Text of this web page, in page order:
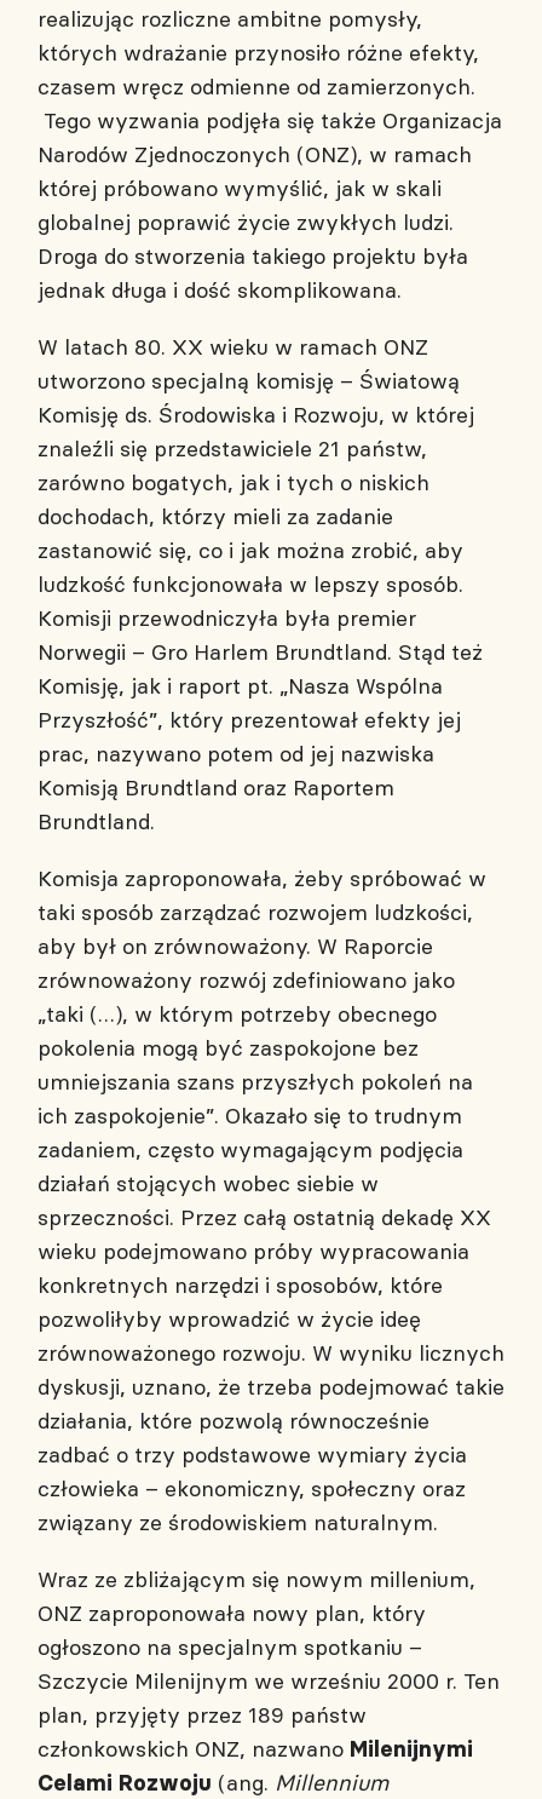
realizując rozliczne ambitne pomysły,
których wdrażanie przynosiło różne efekty,
czasem wręcz odmienne od zamierzonych.
Tego wyzwania podjęła się także Organizacja
Narodów Zjednoczonych (ONZ), w ramach
której próbowano wymyślić, jak w skali
globalnej poprawić życie zwykłych ludzi.
Droga do stworzenia takiego projektu była
jednak długa i dość skomplikowana.
W latach 80. XX wieku w ramach ONZ
utworzono specjalną komisję – Światową
Komisję ds. Środowiska i Rozwoju, w której
znaleźli się przedstawiciele 21 państw,
zarówno bogatych, jak i tych o niskich
dochodach, którzy mieli za zadanie
zastanowić się, co i jak można zrobić, aby
ludzkość funkcjonowała w lepszy sposób.
Komisji przewodniczyła była premier
Norwegii – Gro Harlem Brundtland. Stąd też
Komisję, jak i raport pt. „Nasza Wspólna
Przyszłość”, który prezentował efekty jej
prac, nazywano potem od jej nazwiska
Komisją Brundtland oraz Raportem
Brundtland.
Komisja zaproponowała, żeby spróbować w
taki sposób zarządzać rozwojem ludzkości,
aby był on zrównoważony. W Raporcie
zrównoważony rozwój zdefiniowano jako
„taki (…), w którym potrzeby obecnego
pokolenia mogą być zaspokojone bez
umniejszania szans przyszłych pokoleń na
ich zaspokojenie”. Okazało się to trudnym
zadaniem, często wymagającym podjęcia
działań stojących wobec siebie w
sprzeczności. Przez całą ostatnią dekadę XX
wieku podejmowano próby wypracowania
konkretnych narzędzi i sposobów, które
pozwoliłyby wprowadzić w życie ideę
zrównoważonego rozwoju. W wyniku licznych
dyskusji, uznano, że trzeba podejmować takie
działania, które pozwolą równocześnie
zadbać o trzy podstawowe wymiary życia
człowieka – ekonomiczny, społeczny oraz
związany ze środowiskiem naturalnym.
Wraz ze zbliżającym się nowym millenium,
ONZ zaproponowała nowy plan, który
ogłoszono na specjalnym spotkaniu –
Szczycie Milenijnym we wrześniu 2000 r. Ten
plan, przyjęty przez 189 państw
członkowskich ONZ, nazwano Milenijnymi
Celami Rozwoju (ang. Millennium